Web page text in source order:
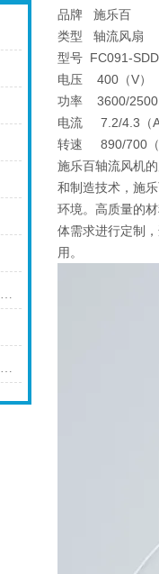
选择消毒柜风机的理由：相较于传统方法的压倒性优势分析
散热风扇引线加长对它的性能有影响吗
品牌 施乐百
类型 轴流风扇
型号 FC091-
电压 400（V）
功率 3600/2500
电流 7.2/4.3（
转速 890/700（
施乐百轴流风机
和制造技术，施
环境。高质量的
体需求进行定制
用。